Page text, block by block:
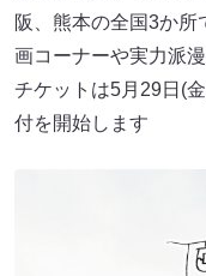
阪、熊本の全国3か
画コーナーや実力派
チケットは5月29日(
付を開始します